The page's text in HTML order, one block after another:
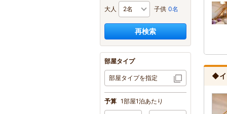
大人 子供 0名
再検索
部屋タイプ
部屋タイプを指定
予算 1部屋1泊あたり
◆イ